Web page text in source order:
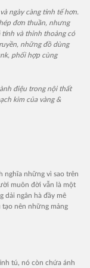
ngày càng tinh tế hơn.
đơn thuần, nhưng
tính và thỉnh thoảng có
những đồ dùng
phối hợp cùng
điệu trong nội thất
kim của vàng &
nghĩa những vì sao trên
muôn đời vẫn là một
dải ngân hà đầy mê
tạo nên những mảng
tú, nó còn chứa ánh